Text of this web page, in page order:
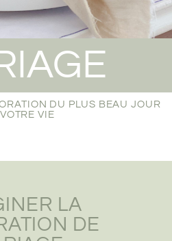
DU PLUS BEAU JOUR
VIE
LA
DE